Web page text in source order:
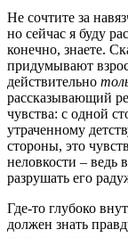
Не сочтите за
но сейчас я буду
конечно, знаете.
придумывают
действительно
рассказывающий
чувства: с одной
утраченному
стороны, это
неловкости – ведь
разрушать его
Где-то глубоко
должен знать